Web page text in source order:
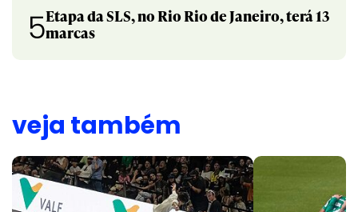
5Etapa da SLS, no Rio Rio de Janeiro, terá 13
marcas
veja também